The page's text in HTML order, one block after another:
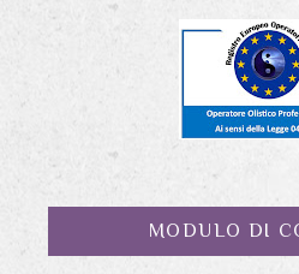
MODULO DI